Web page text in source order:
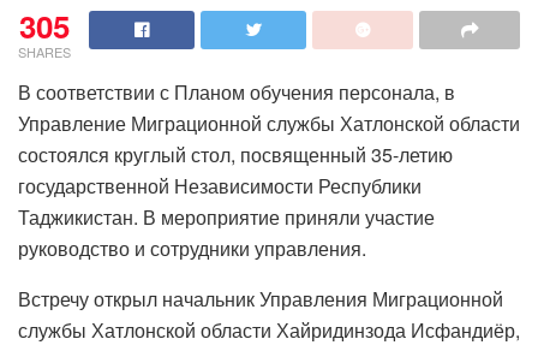
305
SHARES
В соответствии с Планом обучения персонала, в
Управление Миграционной службы Хатлонской области
состоялся круглый стол, посвященный 35-летию
государственной Независимости Республики
Таджикистан. В мероприятие приняли участие
руководство и сотрудники управления.
Встречу открыл начальник Управления Миграционной
службы Хатлонской области Хайридинзода Исфандиёр,